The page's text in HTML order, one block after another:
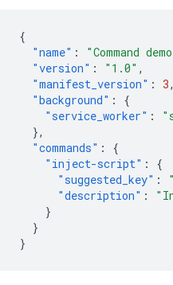
{
"name" : "Command
"version" : "1.0" ,
"manifest_version" : 3,
"background" :
{
"service_worker" :
},
"commands" :
{
"inject-script" :
{
"suggested_key" :
"description" :
}
}
}